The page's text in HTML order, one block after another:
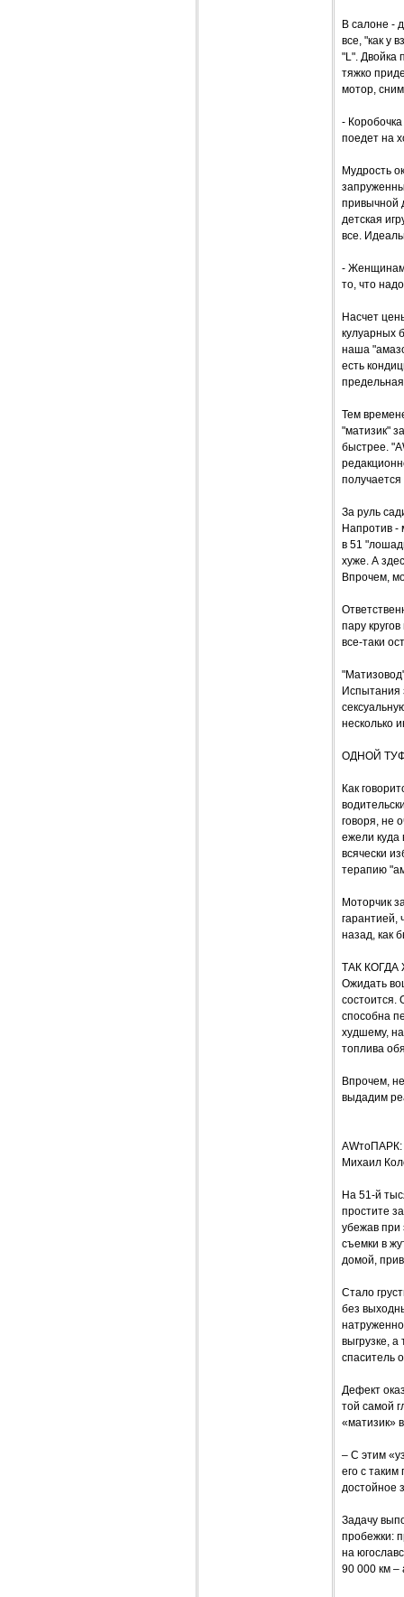
В салоне -
все, "как у
"L". Двойка
тяжко
мотор,
-
поедет на
Мудрость
привычной
детская
все.
- Женщинам
то, что
Насчет
кулуарных
наша
есть
Тем
"матизик"
быстрее.
За руль
Напротив -
в 51
хуже. А
Впрочем,
пару
все-таки
Испытания
несколько
ОДНОЙ
Как
говоря, не
ежели куда
всячески
терапию
Моторчик
гарантией,
назад, как
ТАК КОГДА
Ожидать
состоится.
способна
худшему,
топлива
Впрочем,
выдадим
AWтоПАРК:
Михаил
На 51-й
простите
убежав при
съемки в
домой,
Стало
без
натруженно
выгрузке,
спаситель
Дефект
той самой
«матизик»
– С этим
его с
достойное
Задачу
пробежки:
на
90 000 км